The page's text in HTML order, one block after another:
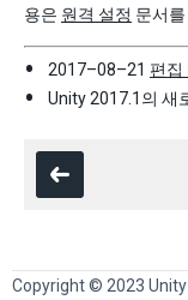
용은 원격 설정 문서를
2017–08–21 편집
Unity 2017.1의 새
Copyright © 2023 Unity